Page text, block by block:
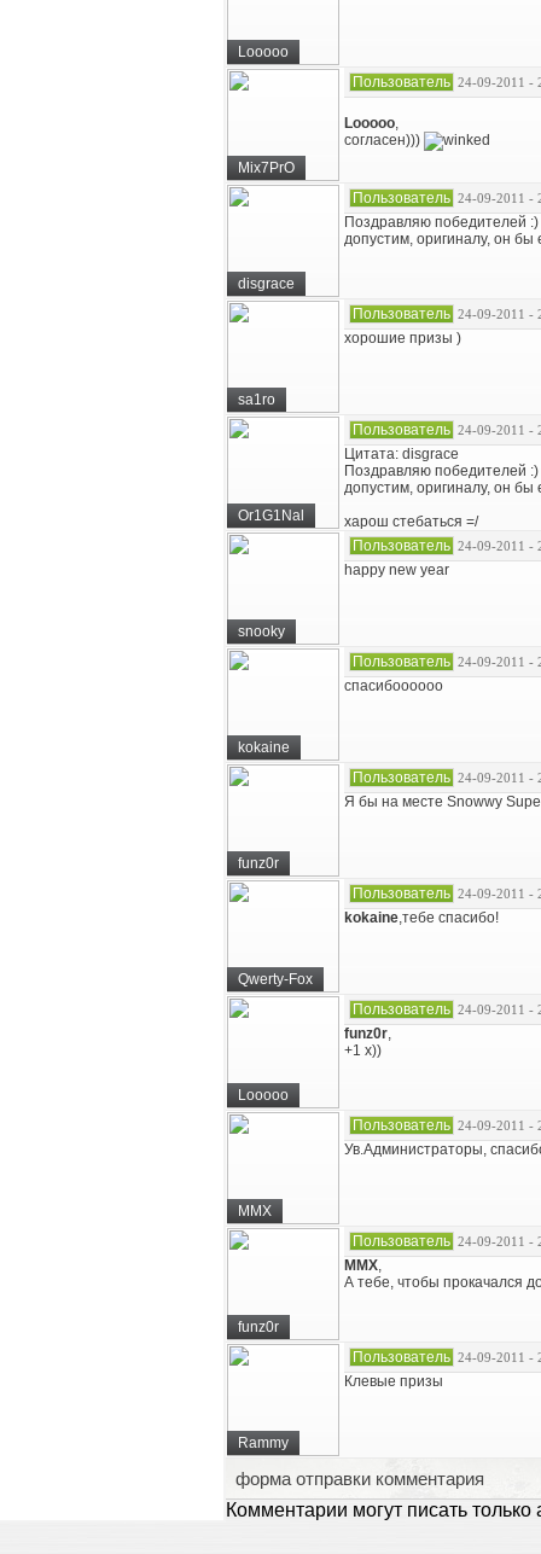
Looooo
Mix7PrO
Пользователь 24-09-2011 -
Looooo,
согласен)))
disgrace
Пользователь 24-09-2011 -
Поздравляю победителей
допустим, оригиналу, он бы
sa1ro
Пользователь 24-09-2011 -
хорошие призы )
Or1G1Nal
Пользователь 24-09-2011 -
Цитата: disgrace
Поздравляю победителей
допустим, оригиналу, он бы
харош стебаться =/
snooky
Пользователь 24-09-2011 -
happy new year
kokaine
Пользователь 24-09-2011 -
спасибоооооо
funz0r
Пользователь 24-09-2011 -
Я бы на месте Snowwу
Qwerty-Fox
Пользователь 24-09-2011 -
kokaine,тебе спасибо!
Looooo
Пользователь 24-09-2011 -
funz0r,
+1 х))
MMX
Пользователь 24-09-2011 -
Ув.Администраторы,
funz0r
Пользователь 24-09-2011 -
MMX,
А тебе, чтобы прокачался
Rammy
Пользователь 24-09-2011 -
Клевые призы
форма отправки комментария
Комментарии могут писать